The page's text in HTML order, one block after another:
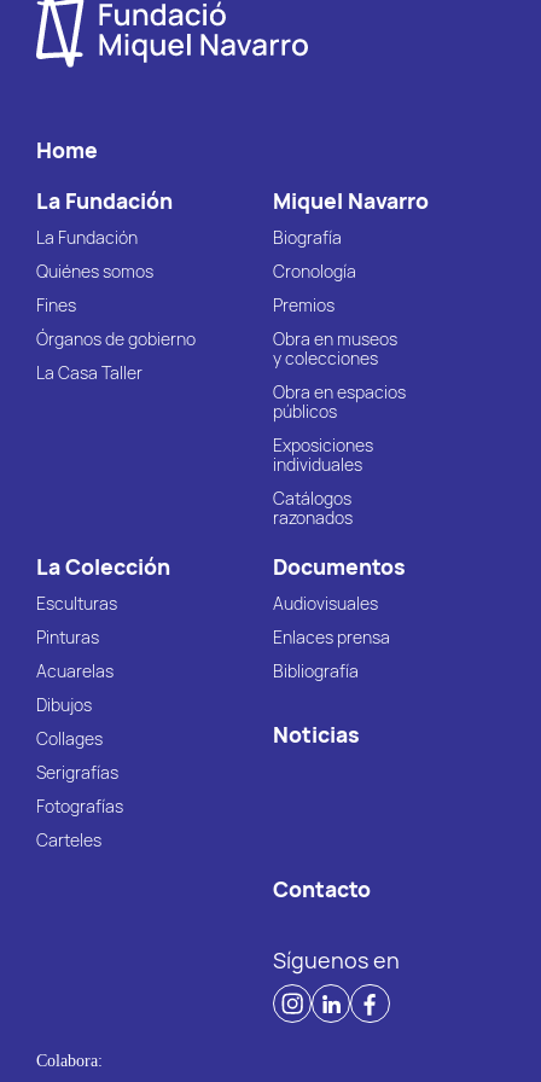
Home
La Fundación
La Fundación
Quiénes somos
Fines
Órganos de gobierno
La Casa Taller
Miquel Navarro
Biografía
Cronología
Premios
Obra en museos
y colecciones
Obra en espacios
públicos
Exposiciones
individuales
Catálogos
razonados
La Colección
Esculturas
Pinturas
Acuarelas
Dibujos
Collages
Serigrafías
Fotografías
Carteles
Documentos
Audiovisuales
Enlaces prensa
Bibliografía
Noticias
Contacto
Síguenos en